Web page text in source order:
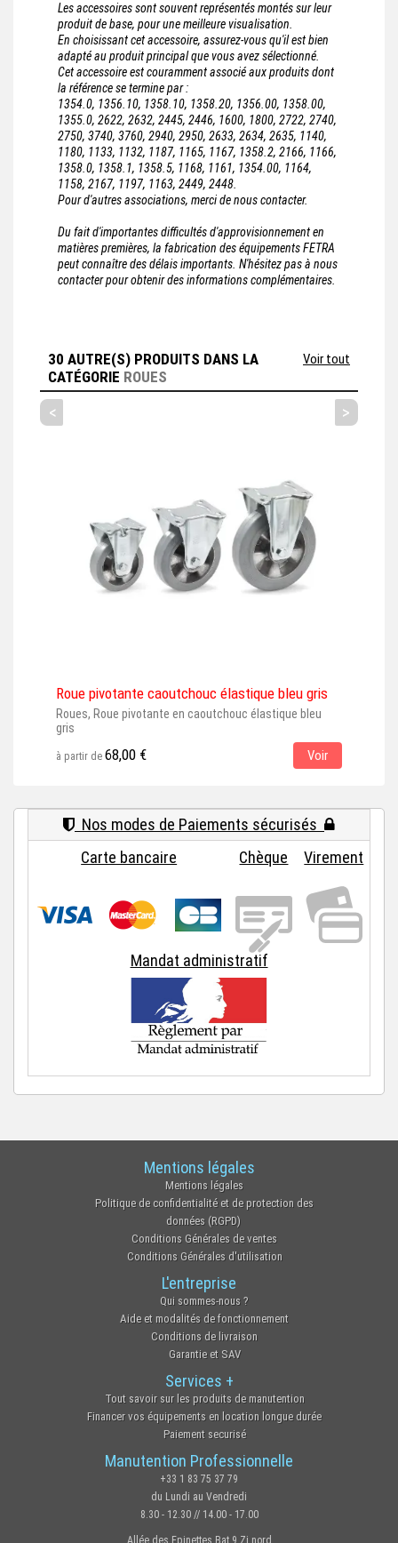
Les accessoires sont souvent représentés montés sur leur
produit de base, pour une meilleure visualisation.
En choisissant cet accessoire, assurez-vous qu'il est bien
adapté au produit principal que vous avez sélectionné.
Cet accessoire est couramment associé aux produits dont
la référence se termine par :
1354.0, 1356.10, 1358.10, 1358.20, 1356.00, 1358.00,
1355.0, 2622, 2632, 2445, 2446, 1600, 1800, 2722, 2740,
2750, 3740, 3760, 2940, 2950, 2633, 2634, 2635, 1140,
1180, 1133, 1132, 1187, 1165, 1167, 1358.2, 2166, 1166,
1358.0, 1358.1, 1358.5, 1168, 1161, 1354.00, 1164,
1158, 2167, 1197, 1163, 2449, 2448.
Pour d'autres associations, merci de nous contacter.
Du fait d'importantes difficultés d'approvisionnement en
matières premières, la fabrication des équipements FETRA
peut connaître des délais importants. N'hésitez pas à nous
contacter pour obtenir des informations complémentaires.
30 AUTRE(S) PRODUITS DANS LA
CATÉGORIE ROUES
Voir tout
< >
Roue pivotante caoutchouc élastique bleu gris
Roues, Roue pivotante en caoutchouc élastique bleu
gris
à partir de 68,00 € Voir
Nos modes de Paiements sécurisés
Carte bancaire
Chèque Virement
Mandat administratif
Mentions légales
Mentions légales
Politique de confidentialité et de protection des
données (RGPD)
Conditions Générales de ventes
Conditions Générales d'utilisation
L'entreprise
Qui sommes-nous ?
Aide et modalités de fonctionnement
Conditions de livraison
Garantie et SAV
Services +
Tout savoir sur les produits de manutention
Financer vos équipements en location longue durée
Paiement securisé
Manutention Professionnelle
+33 1 83 75 37 79
du Lundi au Vendredi
8.30 - 12.30 // 14.00 - 17.00